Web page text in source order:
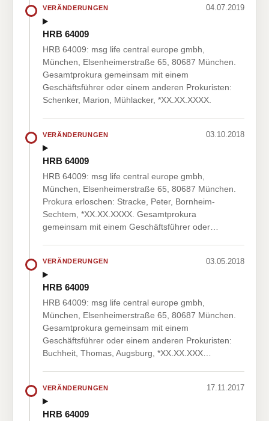
VERÄNDERUNGEN 04.07.2019
HRB 64009
HRB 64009: msg life central europe gmbh,
München, Elsenheimerstraße 65, 80687 München.
Gesamtprokura gemeinsam mit einem
Geschäftsführer oder einem anderen Prokuristen:
Schenker, Marion, Mühlacker, *XX.XX.XXXX.
VERÄNDERUNGEN 03.10.2018
HRB 64009
HRB 64009: msg life central europe gmbh,
München, Elsenheimerstraße 65, 80687 München.
Prokura erloschen: Stracke, Peter, Bornheim-
Sechtem, *XX.XX.XXXX. Gesamtprokura
gemeinsam mit einem Geschäftsführer oder…
VERÄNDERUNGEN 03.05.2018
HRB 64009
HRB 64009: msg life central europe gmbh,
München, Elsenheimerstraße 65, 80687 München.
Gesamtprokura gemeinsam mit einem
Geschäftsführer oder einem anderen Prokuristen:
Buchheit, Thomas, Augsburg, *XX.XX.XXX…
VERÄNDERUNGEN 17.11.2017
HRB 64009